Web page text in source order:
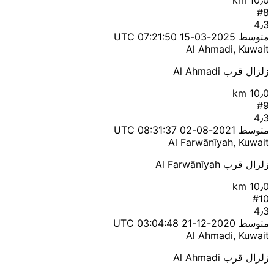
#8
4٫3
متوسط 2025-03-15 07:21:50 UTC
Al Ahmadi, Kuwait
زلزال قرب Al Ahmadi
10٫0 km
#9
4٫3
متوسط 2021-08-02 08:31:37 UTC
Al Farwānīyah, Kuwait
زلزال قرب Al Farwānīyah
10٫0 km
#10
4٫3
متوسط 2020-12-21 03:04:48 UTC
Al Ahmadi, Kuwait
زلزال قرب Al Ahmadi